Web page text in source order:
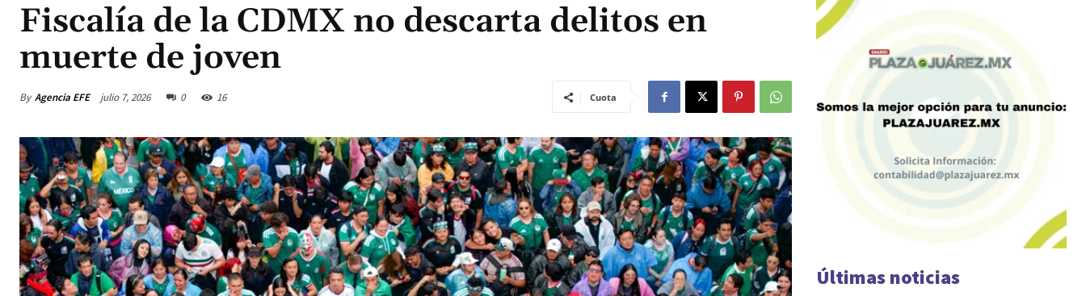
Fiscalía de la CDMX no descarta delitos en
muerte de joven
By Agencia EFE julio 7, 2026 0 16 Cuota
Últimas noticias